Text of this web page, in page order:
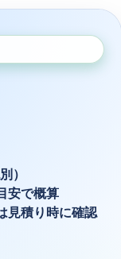
）
安で概算
見積り時に確認